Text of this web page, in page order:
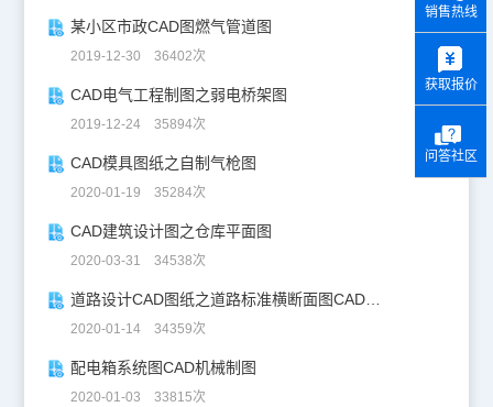
某小区市政CAD图燃气管道图
2019-12-30 36402次
CAD电气工程制图之弱电桥架图
2019-12-24 35894次
CAD模具图纸之自制气枪图
2020-01-19 35284次
CAD建筑设计图之仓库平面图
2020-03-31 34538次
道路设计CAD图纸之道路标准横断面图CAD图纸
2020-01-14 34359次
配电箱系统图CAD机械制图
2020-01-03 33815次
销售热线
获取报价
问答社区